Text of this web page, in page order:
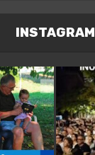
INSTAGRAM